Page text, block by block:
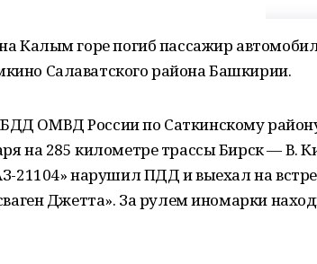
Калым горе погиб пассажир
Салаватского района Башкирии.
ОМВД России по Саткинскому
на 285 километре трассы Бирск — В.
21104» нарушил ПДД и выехал на
Джетта». За рулем иномарки